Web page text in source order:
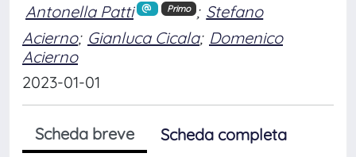
Antonella Patti Primo ; Stefano
Acierno; Gianluca Cicala; Domenico
Acierno
2023-01-01
Scheda breve
Scheda completa